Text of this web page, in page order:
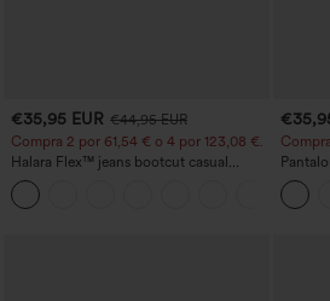
€35,95 EUR €44,95 EUR
Compra 2 por 61,54 € o 4 por 123,08 €.
Halara Flex™ jeans bootcut casual
lavados, de talle alto y con bolsillos
recta